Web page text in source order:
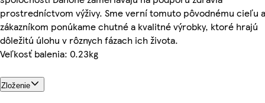
prostredníctvom výživy. Sme verní tomuto pôvodnému cieľu a
zákazníkom ponúkame chutné a kvalitné výrobky, ktoré hrajú
dôležitú úlohu v rôznych fázach ich života.
Veľkosť balenia: 0.23kg
Zloženie